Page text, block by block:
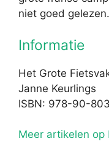
niet goed gelezen.
Informatie
Het Grote
Janne Keurlings
ISBN: 978-90-
Meer artikelen op